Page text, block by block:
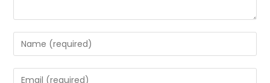
Enter
your
name
Enter